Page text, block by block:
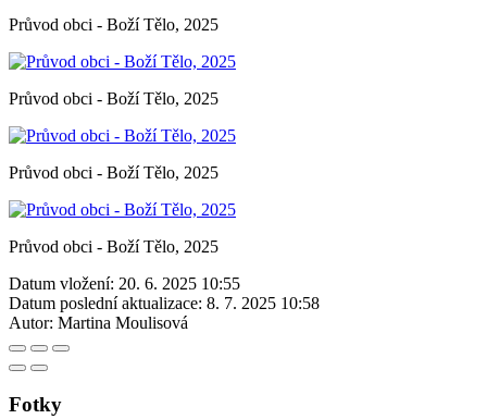
Průvod obci - Boží Tělo, 2025
Průvod obci - Boží Tělo, 2025
Průvod obci - Boží Tělo, 2025
Průvod obci - Boží Tělo, 2025
Datum vložení: 20. 6. 2025 10:55
Datum poslední aktualizace: 8. 7. 2025 10:58
Autor: Martina Moulisová
Fotky